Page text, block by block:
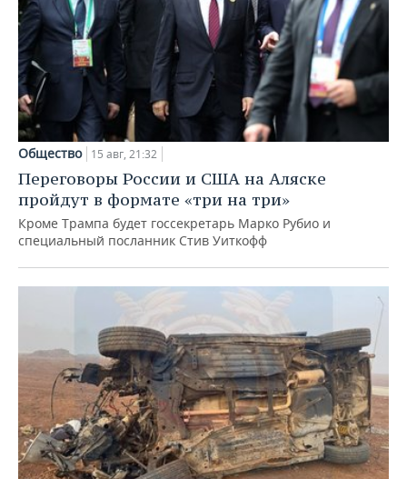
Общество 15 авг, 21:32
Переговоры России и США на Аляске
пройдут в формате «три на три»
Кроме Трампа будет госсекретарь Марко Рубио и
специальный посланник Стив Уиткофф